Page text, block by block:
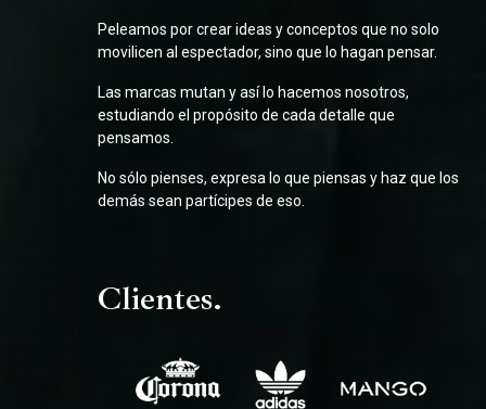
Peleamos por crear ideas y conceptos que no solo
movilicen al espectador, sino que lo hagan pensar.
Las marcas mutan y así lo hacemos nosotros,
estudiando el propósito de cada detalle que
pensamos.
No sólo pienses, expresa lo que piensas y haz que los
demás sean partícipes de eso.
Clientes.